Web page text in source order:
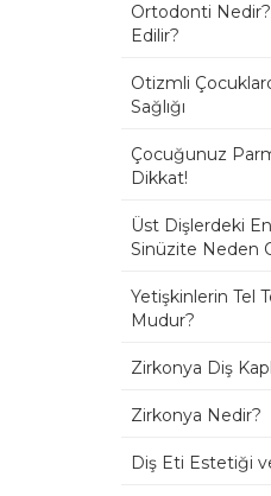
Ortodonti Nedir?
Edilir?
Otizmli
Sağlığı
Çocuğunuz
Dikkat!
Üst Dişlerdeki
Sinüzite Neden
Yetişkinlerin Tel
Mudur?
Zirkonya Diş
Zirkonya Nedir?
Diş Eti Estetiği